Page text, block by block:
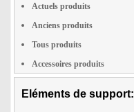
Actuels produits
Anciens produits
Tous produits
Accessoires produits
Eléments de support: